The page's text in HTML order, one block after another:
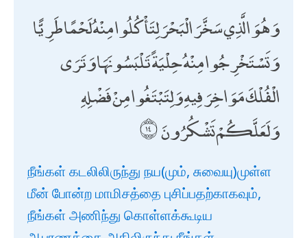
وَهُوَ الَّذِي سَخَّرَ الْبَحْرَ لِتَأْكُلُوا مِنْهُ لَحْمًا طَرِيًّا
وَتَسْتَخْرِجُوا مِنْهُ حِلْيَةً تَلْبَسُونَهَا وَتَرَى
الْفُلْكَ مَوَاخِرَ فِيهِ وَلِتَبْتَغُوا مِنْ فَضْلِهِ
وَلَعَلَّكُمْ تَشْكُرُونَ
நீங்கள் கடலிலிருந்து நய(மும், சுவையு)முள்ள
மீன் போன்ற மாமிசத்தை புசிப்பதற்காகவும்,
நீங்கள் அணிந்து கொள்ளக்கூடிய